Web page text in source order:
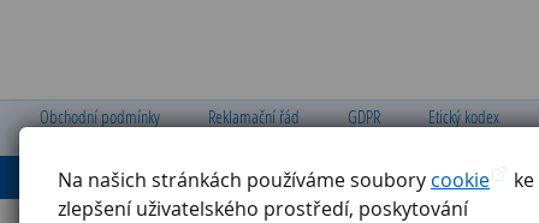
Na našich stránkách používáme soubory cookie
ke
zlepšení uživatelského prostředí, poskytování
Obchodní podmínky Reklamační řád GDPR
Etický kodex